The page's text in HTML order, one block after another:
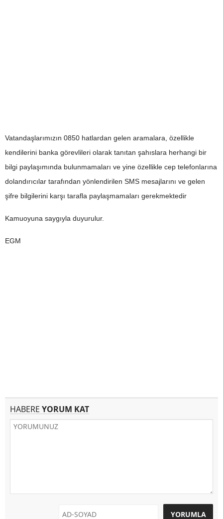
Vatandaşlarımızın 0850 hatlardan gelen aramalara, özellikle
kendilerini banka görevlileri olarak tanıtan şahıslara herhangi bir
bilgi paylaşımında bulunmamaları ve yine özellikle cep telefonlarına
dolandırıcılar tarafından yönlendirilen SMS mesajlarını ve gelen
şifre bilgilerini karşı tarafla paylaşmamaları gerekmektedir
Kamuoyuna saygıyla duyurulur.
EGM
HABERE YORUM KAT